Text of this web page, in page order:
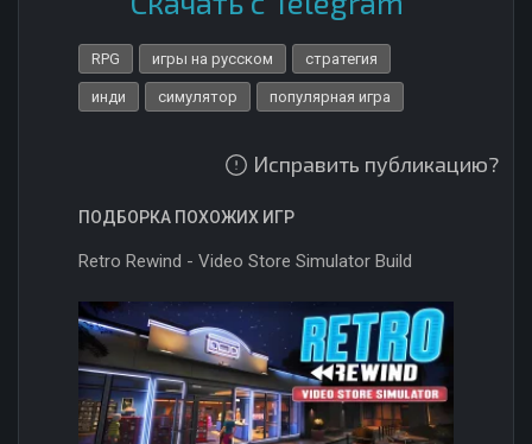
RPG игры на русском стратегия
инди симулятор популярная игра
Исправить публикацию?
ПОДБОРКА ПОХОЖИХ ИГР
Retro Rewind - Video Store Simulator Build